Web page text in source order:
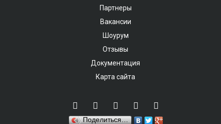
Партнеры
Вакансии
Шоурум
Отзывы
Документация
Карта сайта
Поделиться…